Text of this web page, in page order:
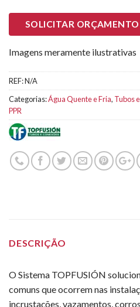
SOLICITAR ORÇAMENTO
Imagens meramente ilustrativas
REF:N/A
Categorias:Água Quente e Fria, Tubos
PPR
DESCRIÇÃO
O Sistema TOPFUSIÓN
comuns que ocorrem nas
incrustações, vazamentos,